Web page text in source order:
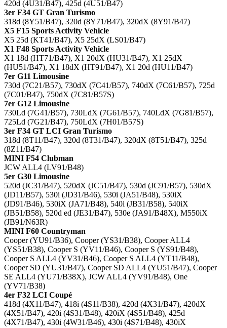
420d (4U31/B47), 425d (4U51/B47)
3er F34 GT Gran Turismo
318d (8Y51/B47), 320d (8Y71/B47), 320dX (8Y91/B47)
X5 F15 Sports Activity Vehicle
X5 25d (KT41/B47), X5 25dX (LS01/B47)
X1 F48 Sports Activity Vehicle
X1 18d (HT71/B47), X1 20dX (HU31/B47), X1 25dX
(HU51/B47), X1 18dX (HT91/B47), X1 20d (HU11/B47)
7er G11 Limousine
730d (7C21/B57), 730dX (7C41/B57), 740dX (7C61/B57), 725d
(7C01/B47), 750dX (7C81/B57S)
7er G12 Limousine
730Ld (7G41/B57), 730LdX (7G61/B57), 740LdX (7G81/B57),
725Ld (7G21/B47), 750LdX (7H01/B57S)
3er F34 GT LCI Gran Turismo
318d (8T11/B47), 320d (8T31/B47), 320dX (8T51/B47), 325d
(8Z11/B47)
MINI F54 Clubman
JCW ALL4 (LV91/B48)
5er G30 Limousine
520d (JC31/B47), 520dX (JC51/B47), 530d (JC91/B57), 530dX
(JD11/B57), 530i (JD31/B46), 530i (JA51/B48), 530iX
(JD91/B46), 530iX (JA71/B48), 540i (JB31/B58), 540iX
(JB51/B58), 520d ed (JE31/B47), 530e (JA91/B48X), M550iX
(JB91/N63R)
MINI F60 Countryman
Cooper (YU91/B36), Cooper (YS31/B38), Cooper ALL4
(YS51/B38), Cooper S (YV11/B46), Cooper S (YS91/B48),
Cooper S ALL4 (YV31/B46), Cooper S ALL4 (YT11/B48),
Cooper SD (YU31/B47), Cooper SD ALL4 (YU51/B47), Cooper
SE ALL4 (YU71/B38X), JCW ALL4 (YV91/B48), One
(YV71/B38)
4er F32 LCI Coupé
418d (4X11/B47), 418i (4S11/B38), 420d (4X31/B47), 420dX
(4X51/B47), 420i (4S31/B48), 420iX (4S51/B48), 425d
(4X71/B47), 430i (4W31/B46), 430i (4S71/B48), 430iX